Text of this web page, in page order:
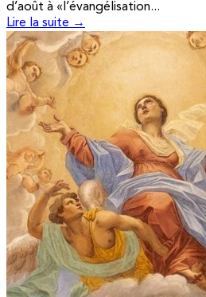
d’août à «l’évangélisation...
Lire la suite →